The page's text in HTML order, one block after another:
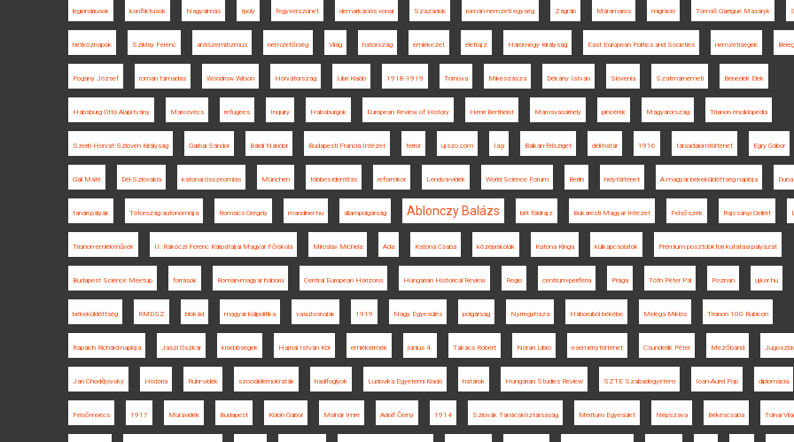
legionáriusok konfliktusok Nagyalmás Ipoly fegyverszünet demarkációs vonal Századok román nemzeti egység Zágráb Máramaros migráció Tomáš Garrigue Masaryk
hétköznapok Sziklay Ferenc antiszemitizmus nemzetőrség Világ hátország emlékezet életrajz Háromegy Királyság East European Politics and Societies nemzetiségek
Pogány József román támadás Woodrow Wilson Horvátország Libri Kiadó 1918-1919 Tornova Mikeszásza Dékány István Slovenia Szatmárnémeti Benedek Elek
Habsburg Ottó Alapítvány Marosvécs refugees Inquiry Habsburgok European Review of History Henri Berthelot Marosvásárhely pincérek Magyarország Trianon enciklopédia
Szerb-Horvát-Szlovén Királyság Garbai Sándor Bárdi Nándor Budapesti Francia Intézet terror ujszo.com Iaşi Balkán-félsziget déli határ 1916 társadalomtörténet Egry Gábor
Gali Máté Dél-Szlovákia katonai összeomlás München többes identitás reformkor Lendva-vidék World Science Forum Berlin helytörténet A magyar békeküldöttség naplója Duna
tanári pályák Tótország autonómiája Romsics Gergely mandiner.hu állampolgárság Ablonczy Balázs brit földrajz Bukaresti Magyar Intézet Felsőszék Rajcsányi Gellért
Trianon-emlékművek II. Rákóczi Ferenc Kárpátaljai Magyar Főiskola Miroslav Michela Ada Katona Csaba középiskolák Katona Kinga külkapcsolatok Prémium posztdoktori kutatási pályázat
Budapest Science Meetup források Román-magyar háború Central European Horizons Hungarian Historical Review Regio centrum-periféria Prága Tóth Péter Pál Poznan ujkor.hu
békeküldöttség RMDSZ blokád magyar külpolitika vasútvonalak 1919 Nagy Egyesülés polgárság Nyíregyháza Háborúból békébe Melega Miklós Trianon 100 Rubicon
Rapaich Richárd naplója Jászi Oszkár kisebbségek Hajnal István Kör emlékérmék június 4. Takács Róbert Noran Libro eseménytörténet Csunderlik Péter Mezőbánd
Jan Chodějovský História Ruhr-vidék szociáldemokraták hadifoglyok Ludovika Egyetemi Kiadó határok Hungarian Studies Review SZTE Szabadegyetem Ioan-Aurel Pop diplomácia
Felsőmoécs 1917 Muravidék Budapest Koloh Gábor Molnár Imre Adolf Černý 1914 Szlovák Tanácsköztársaság Meritum Egyesület Népszava Békéscsaba Tolnai